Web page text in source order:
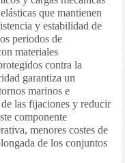
que mantienen
y estabilidad de
periodos de
materiales
contra la
garantiza un
marinos e
las fijaciones y reducir
componente
menores costes de
de los conjuntos